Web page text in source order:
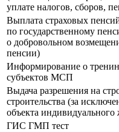
уплате налогов, сборов,
Выплата страховых
по государственному
о добровольном
пенсии)
Информирование о
субъектов МСП
Выдача разрешения на
строительства (за
объекта
ГИС ГМП тест